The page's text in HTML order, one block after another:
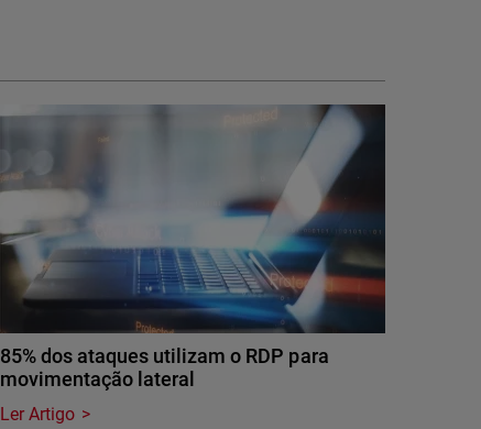
85% dos ataques utilizam o RDP para
movimentação lateral
Ler Artigo